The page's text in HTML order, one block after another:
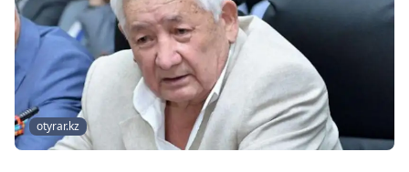
otyrar.kz